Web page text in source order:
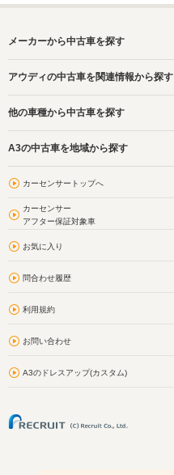
メーカーから中古車を探す
アウディの中古車を関連情報から探す
他の車種から中古車を探す
A3の中古車を地域から探す
カーセンサートップへ
カーセンサー
アフター保証対象車
お気に入り
問合わせ履歴
利用規約
お問い合わせ
A3のドレスアップ(カスタム)